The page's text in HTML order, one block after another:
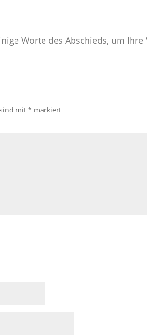
Worte des Abschieds, um
sind mit* markiert